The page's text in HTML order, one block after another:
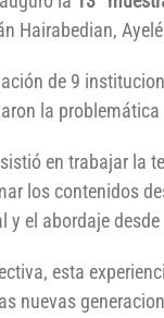
Hairabedian,
de 9
la problemática
en trabajar la
los contenidos
el abordaje
esta
nuevas